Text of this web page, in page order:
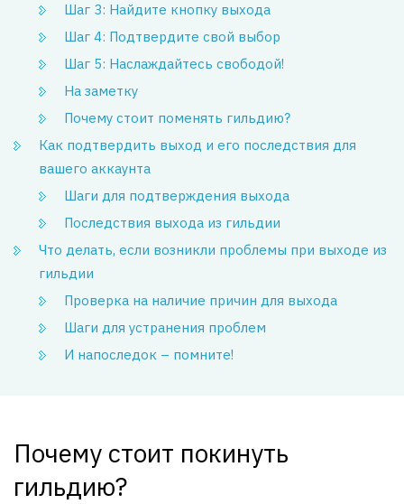
Шаг 3: Найдите кнопку выхода
Шаг 4: Подтвердите свой выбор
Шаг 5: Наслаждайтесь свободой!
На заметку
Почему стоит поменять гильдию?
Как подтвердить выход и его последствия для
вашего аккаунта
Шаги для подтверждения выхода
Последствия выхода из гильдии
Что делать, если возникли проблемы при выходе из
гильдии
Проверка на наличие причин для выхода
Шаги для устранения проблем
И напоследок – помните!
Почему стоит покинуть
гильдию?